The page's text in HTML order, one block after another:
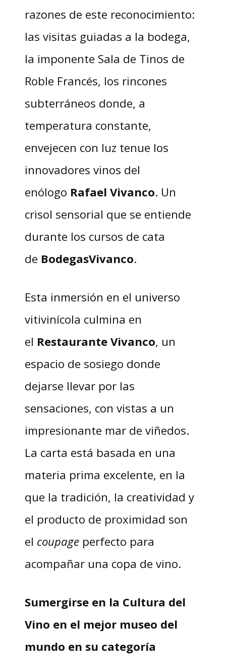
razones de este reconocimiento:
las visitas guiadas a la bodega,
la imponente Sala de Tinos de
Roble Francés, los rincones
subterráneos donde, a
temperatura constante,
envejecen con luz tenue los
innovadores vinos del
enólogo Rafael Vivanco. Un
crisol sensorial que se entiende
durante los cursos de cata
de BodegasVivanco.
Esta inmersión en el universo
vitivinícola culmina en
el Restaurante Vivanco, un
espacio de sosiego donde
dejarse llevar por las
sensaciones, con vistas a un
impresionante mar de viñedos.
La carta está basada en una
materia prima excelente, en la
que la tradición, la creatividad y
el producto de proximidad son
el coupageperfecto para
acompañar una copa de vino.
Sumergirse en la Cultura del
Vino en el mejor museo del
mundo en su categoría